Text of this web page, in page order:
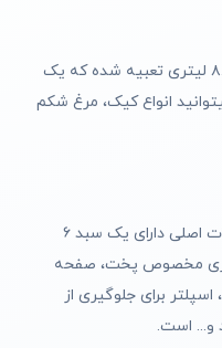
قسمت پخت، برای پخت غذا یک قسمت ۸.۵ لیتری تعبیه شده که یک
انواع کیک، مرغ شکم
دستگاه سرخ کن نوتریکوک علاوه بر قطعات اصلی دارای یک سبد ۶
سرخ کردن، ظرف ۸.۵ لیتری مخصوص پخت، صفحه
۲۴ سانتی متری، اسپلتر برای جلوگیری از
و... است.